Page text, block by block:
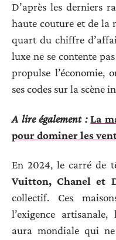
D’après les derniers
haute couture et de la
quart du chiffre
luxe ne se contente
propulse l’économie,
ses codes sur la scène
A lire également : La
pour dominer les
En 2024, le carré de
Vuitton, Chanel et
collectif. Ces
l’exigence
aura mondiale qui